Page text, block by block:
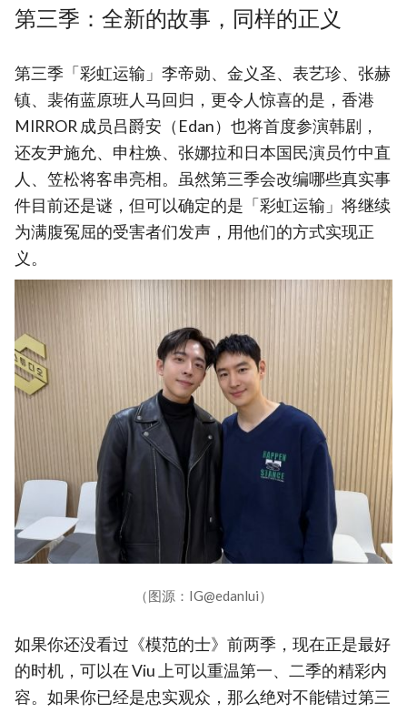
第三季：全新的故事，同样的正义
第三季「彩虹运输」李帝勋、金义圣、表艺珍、张赫
镇、裴侑蓝原班人马回归，更令人惊喜的是，香港
MIRROR 成员吕爵安（Edan）也将首度参演韩剧，
还友尹施允、申柱焕、张娜拉和日本国民演员竹中直
人、笠松将客串亮相。虽然第三季会改编哪些真实事
件目前还是谜，但可以确定的是「彩虹运输」将继续
为满腹冤屈的受害者们发声，用他们的方式实现正
义。
（图源：IG@edanlui）
如果你还没看过《模范的士》前两季，现在正是最好
的时机，可以在 Viu 上可以重温第一、二季的精彩内
容。如果你已经是忠实观众，那么绝对不能错过第三